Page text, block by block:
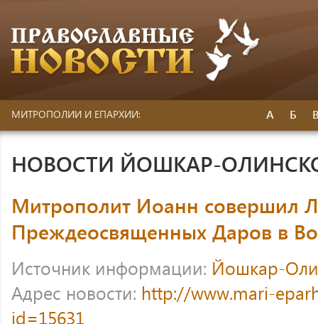
МИТРОПОЛИИ И ЕПАРХИИ: А Б
НОВОСТИ ЙОШКАР-
Митрополит Иоанн совершил
Преждеосвященных Даров в
Источник информации: Йошкар-
Адрес новости: http://www.mari-
id=15631